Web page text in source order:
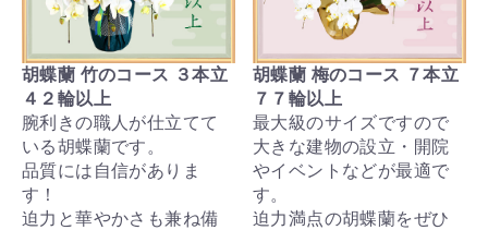
胡蝶蘭 竹のコース ３本立
４２輪以上
腕利きの職人が仕立てて
いる胡蝶蘭です。
品質には自信がありま
す！
迫力と華やかさも兼ね備
胡蝶蘭 梅のコース ７本立
７７輪以上
最大級のサイズですので
大きな建物の設立・開院
やイベントなどが最適で
す。
迫力満点の胡蝶蘭をぜひ